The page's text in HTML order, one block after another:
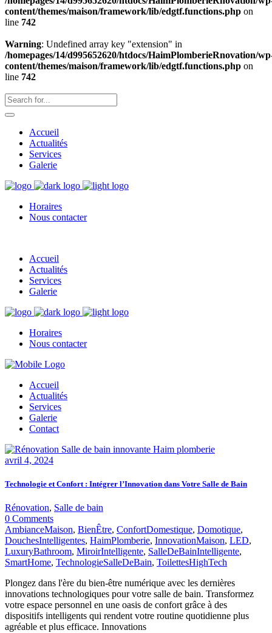
content/themes/maison/framework/lib/edgtf.functions.php on
line 742
Warning: Undefined array key "extension" in
/homepages/14/d995652620/htdocs/HaimPlomberieRnovation/
content/themes/maison/framework/lib/edgtf.functions.php on
line 742
Accueil
Actualités
Services
Galerie
Horaires
Nous contacter
Accueil
Actualités
Services
Galerie
Horaires
Nous contacter
Accueil
Actualités
Services
Galerie
Contact
avril 4, 2024
Technologie et Confort : Intégrer l’Innovation dans Votre Salle de Bain
Rénovation, Salle de bain
0 Comments
AmbianceMaison, BienÊtre, ConfortDomestique, Domotique,
DouchesIntelligentes, HaimPlomberie, InnovationMaison, LED,
LuxuryBathroom, MiroirIntelligente, SalleDeBainIntelligente,
SmartHome, TechnologieSalleDeBain, ToilettesHighTech
Plongez dans l'ère du bien-être numérique avec les dernières
innovations technologiques pour votre salle de bain. Transformez
votre espace personnel en une oasis de confort grâce à des
dispositifs intelligents qui rendent votre routine quotidienne plus
agréable et plus efficace. Innovations